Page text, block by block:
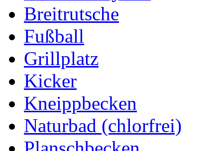
Breitrutsche
Fußball
Grillplatz
Kicker
Kneippbecken
Naturbad (chlorfrei)